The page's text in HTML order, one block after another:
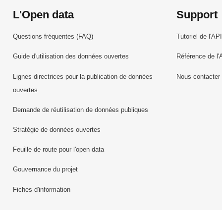
L'Open data
Questions fréquentes (FAQ)
Guide d'utilisation des données ouvertes
Lignes directrices pour la publication de données
ouvertes
Demande de réutilisation de données publiques
Stratégie de données ouvertes
Feuille de route pour l'open data
Gouvernance du projet
Fiches d'information
Support
Tutoriel de l'API
Référence de
Nous contacter